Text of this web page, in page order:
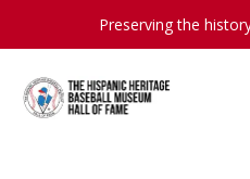
Preserving the